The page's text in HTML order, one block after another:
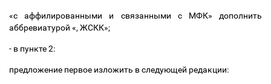
«с аффилированными и связанными с МФК» дополнить
аббревиатурой «, ЖСКК»;
- в пункте 2:
предложение первое изложить в следующей редакции: